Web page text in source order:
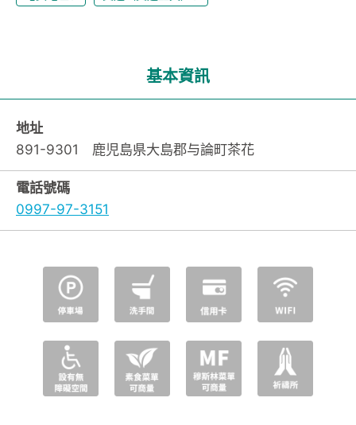
基本資訊
地址
891-9301 鹿児島県大島郡与論町茶花
電話號碼
0997-97-3151